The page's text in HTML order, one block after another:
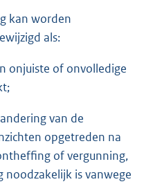
kan worden
als:
onjuiste of onvolledige
van de
opgetreden na
of vergunning,
is vanwege